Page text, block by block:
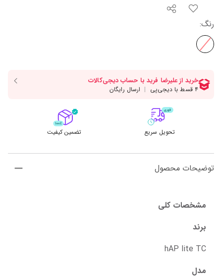
رنگ:
تحویل سریع تضمین کیفیت
توضیحات محصول
مشخصات کلی
برند
hAP lite TC
مدل